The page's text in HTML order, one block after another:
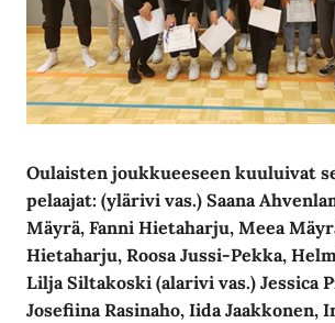
Oulaisten joukkueeseen kuuluivat
pelaajat: (ylärivi vas.) Saana
Mäyrä, Fanni Hietaharju, Meea
Hietaharju, Roosa Jussi-Pekka,
Lilja Siltakoski (alarivi vas.) Jessica
Josefiina Rasinaho, Iida Jaakkonen,